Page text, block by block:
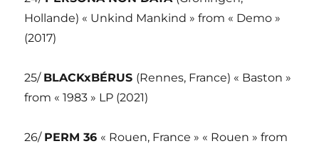
Hollande) « Unkind Mankind » from « Demo »
(2017)
25/ BLACKxBÉRUS (Rennes, France) « Baston »
from « 1983 » LP (2021)
26/ PERM 36 « Rouen, France » « Rouen » from